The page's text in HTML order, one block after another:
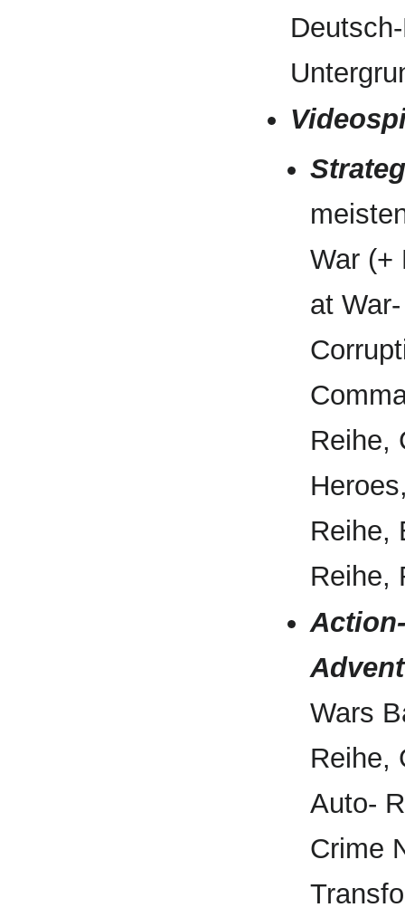
War (+
at
Reihe,
Reihe,
Reihe,
Wars
Reihe,
Auto-
Crime